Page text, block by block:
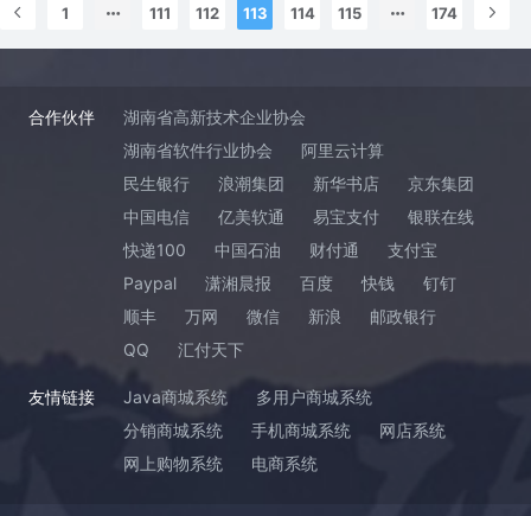
1 111 112 113 114 115 174
合作伙伴
湖南省高新技术企业协会
湖南省软件行业协会
阿里云计算
民生银行
浪潮集团 新华书店
京东集团
中国电信
亿美软通 易宝支付
银联在线
快递100
中国石油 财付通
支付宝
Paypal
潇湘晨报 百度 快钱
钉钉
顺丰
万网 微信 新浪
邮政银行
QQ
汇付天下
友情链接 Java商城系统
多用户商城系统
分销商城系统
手机商城系统
网店系统
网上购物系统
电商系统